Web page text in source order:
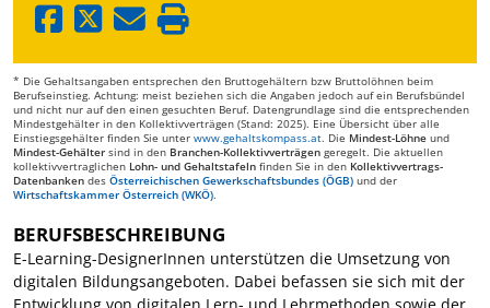
* Die Gehaltsangaben entsprechen den Bruttogehältern bzw Bruttolöhnen beim
Berufseinstieg. Achtung: meist beziehen sich die Angaben jedoch auf ein Berufsbündel
und nicht nur auf den einen gesuchten Beruf. Datengrundlage sind die entsprechenden
Mindestgehälter in den Kollektivverträgen (Stand: 2025). Eine Übersicht über alle
Einstiegsgehälter finden Sie unter www.gehaltskompass.at. Die Mindest-Löhne und
Mindest-Gehälter sind in den Branchen-Kollektivverträgen geregelt. Die aktuellen
kollektivvertraglichen Lohn- und Gehaltstafeln finden Sie in den Kollektivvertrags-
Datenbanken des Österreichischen Gewerkschaftsbundes (ÖGB) und der
Wirtschaftskammer Österreich (WKÖ).
BERUFSBESCHREIBUNG
E-Learning-DesignerInnen unterstützen die Umsetzung von
digitalen Bildungsangeboten. Dabei befassen sie sich mit der